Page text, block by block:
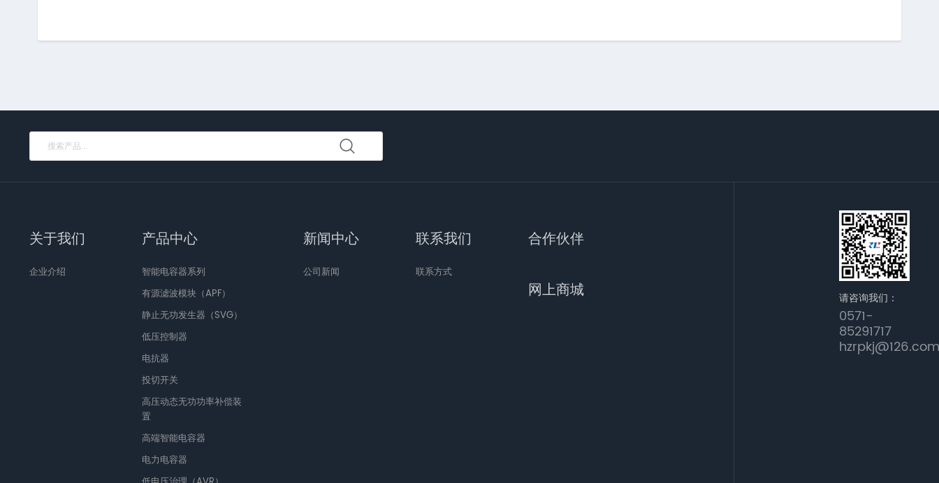
关于我们
企业介绍
产品中心
智能电容器系列
有源滤波模块（APF）
静止无功发生器（SVG）
低压控制器
电抗器
投切开关
高压动态无功功率补偿装
置
高端智能电容器
电力电容器
新闻中心
公司新闻
联系我们
联系方式
合作伙伴
网上商城 请咨询我们：
0571-
85291717